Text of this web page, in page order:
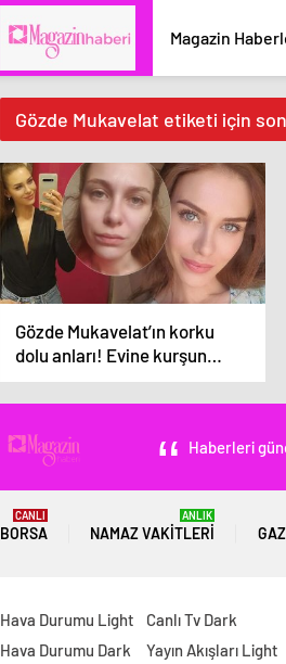
Magazin
Gözde Mukavelat etiketi için
Gözde Mukavelat’ın korku
dolu anları! Evine kurşun
isabet etti
Haberleri
BORSA
CANLI
NAMAZ VAKITLERI
ANLIK
Hava Durumu Light
Hava Durumu Dark
Canlı Tv Dark
Yayın Akışları Light